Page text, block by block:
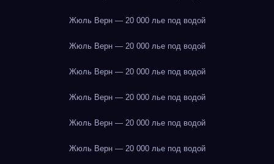
Жюль Верн — 20 000 лье под водой
Жюль Верн — 20 000 лье под водой
Жюль Верн — 20 000 лье под водой
Жюль Верн — 20 000 лье под водой
Жюль Верн — 20 000 лье под водой
Жюль Верн — 20 000 лье под водой